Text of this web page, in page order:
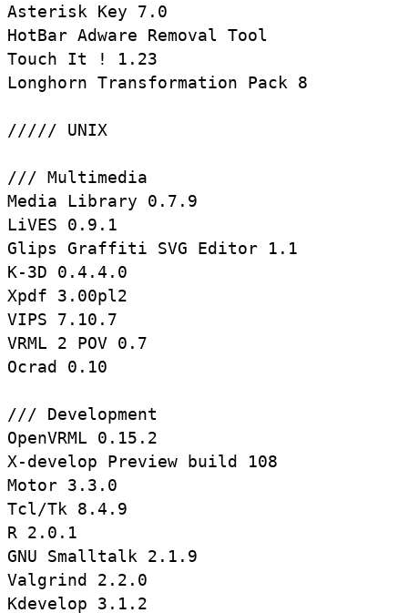
Asterisk Key 7.0
HotBar Adware Removal Tool
Touch It ! 1.23
Longhorn Transformation Pack 8
///// UNIX
/// Multimedia
Media Library 0.7.9
LiVES 0.9.1
Glips Graffiti SVG Editor 1.1
K-3D 0.4.4.0
Xpdf 3.00pl2
VIPS 7.10.7
VRML 2 POV 0.7
Ocrad 0.10
/// Development
OpenVRML 0.15.2
X-develop Preview build 108
Motor 3.3.0
Tcl/Tk 8.4.9
R 2.0.1
GNU Smalltalk 2.1.9
Valgrind 2.2.0
Kdevelop 3.1.2